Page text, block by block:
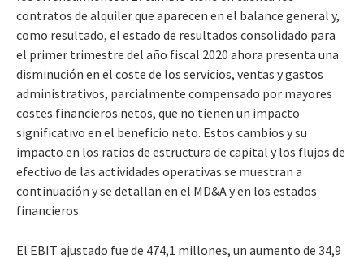
contratos de alquiler que aparecen en el balance general y,
como resultado, el estado de resultados consolidado para
el primer trimestre del año fiscal 2020 ahora presenta una
disminución en el coste de los servicios, ventas y gastos
administrativos, parcialmente compensado por mayores
costes financieros netos, que no tienen un impacto
significativo en el beneficio neto. Estos cambios y su
impacto en los ratios de estructura de capital y los flujos de
efectivo de las actividades operativas se muestran a
continuación y se detallan en el MD&A y en los estados
financieros.
El EBIT ajustado fue de 474,1 millones, un aumento de 34,9